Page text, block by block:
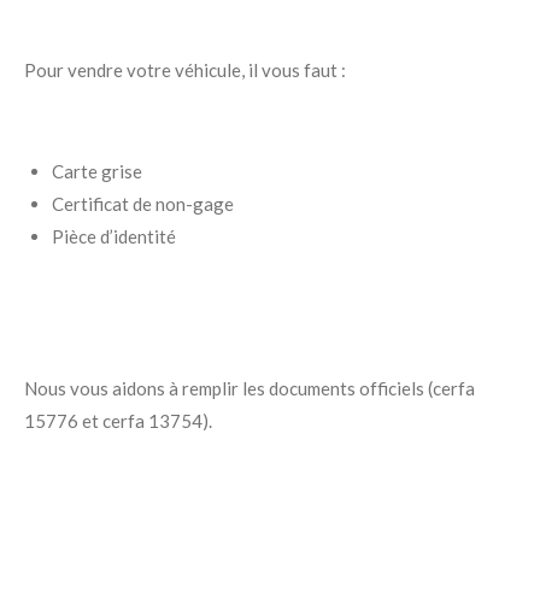
Pour vendre votre véhicule, il vous faut :
Carte grise
Certificat de non-gage
Pièce d’identité
Nous vous aidons à remplir les documents officiels (cerfa
15776 et cerfa 13754).